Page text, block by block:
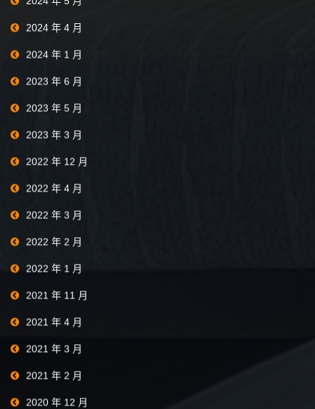
2024 年 4 月
2024 年 1 月
2023 年 6 月
2023 年 5 月
2023 年 3 月
2022 年 12 月
2022 年 4 月
2022 年 3 月
2022 年 2 月
2022 年 1 月
2021 年 11 月
2021 年 4 月
2021 年 3 月
2021 年 2 月
2020 年 12 月